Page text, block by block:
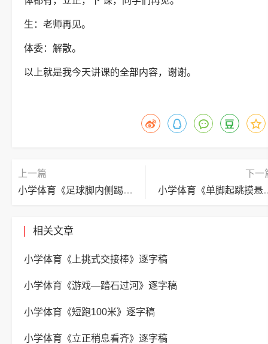
生：老师再见。
体委：解散。
以上就是我今天讲课的全部内容，谢谢。
上一篇
小学体育《足球脚内侧踢球》逐字稿
下一
小学体育
相关文章
小学体育《上挑式交接棒》逐字稿
小学体育《游戏—踏石过河》逐字稿
小学体育《短跑100米》逐字稿
小学体育《立正稍息看齐》逐字稿